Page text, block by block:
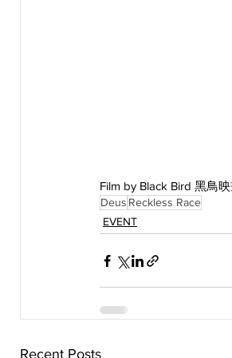
Film by Black Bird 黑鳥
Deus Reckless Race
EVENT
Recent Posts